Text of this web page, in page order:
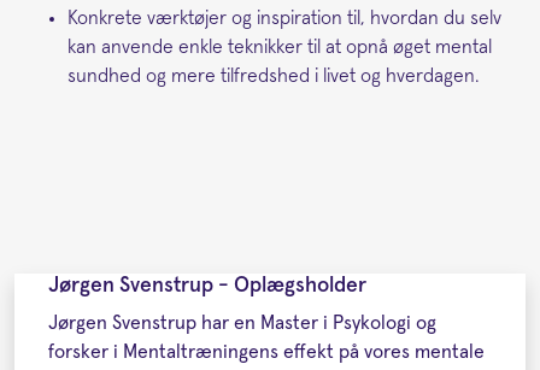
Konkrete værktøjer og inspiration til, hvordan du selv
kan anvende enkle teknikker til at opnå øget mental
sundhed og mere tilfredshed i livet og hverdagen.
Jørgen Svenstrup - Oplægsholder
Jørgen Svenstrup har en Master i Psykologi og
forsker i Mentaltræningens effekt på vores mentale